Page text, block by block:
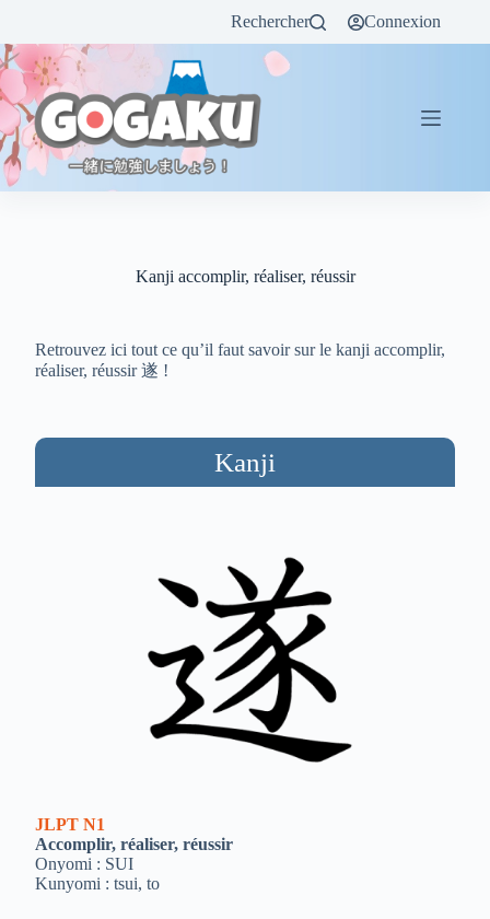
Rechercher Connexion
Kanji accomplir, réaliser, réussir
Retrouvez ici tout ce qu’il faut savoir sur le kanji accomplir,
réaliser, réussir 遂 !
Kanji
JLPT N1
Accomplir, réaliser, réussir
Onyomi : SUI
Kunyomi : tsui, to